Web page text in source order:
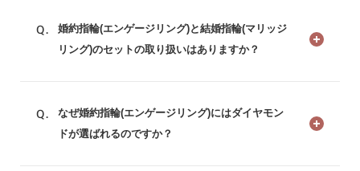
婚約指輪(エンゲージリング)と結婚指輪(マリッジ
リング)のセットの取り扱いはありますか？
なぜ婚約指輪(エンゲージリング)にはダイヤモン
ドが選ばれるのですか？